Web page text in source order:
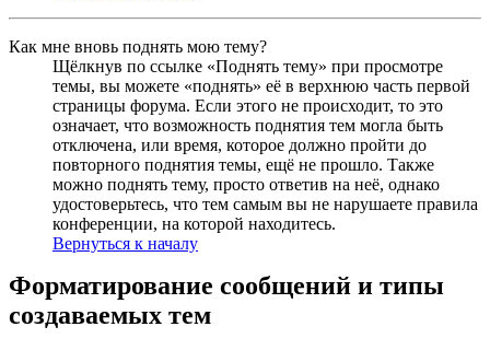
Как мне вновь поднять мою тему?
Щёлкнув по ссылке «Поднять тему» при просмотре
темы, вы можете «поднять» её в верхнюю часть первой
страницы форума. Если этого не происходит, то это
означает, что возможность поднятия тем могла быть
отключена, или время, которое должно пройти до
повторного поднятия темы, ещё не прошло. Также
можно поднять тему, просто ответив на неё, однако
удостоверьтесь, что тем самым вы не нарушаете правила
конференции, на которой находитесь.
Вернуться к началу
Форматирование сообщений и типы
создаваемых тем